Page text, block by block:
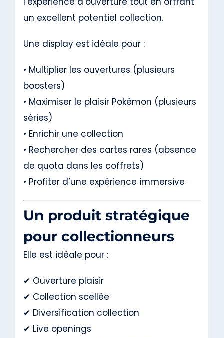
un excellent potentiel collection.
Une display est idéale pour :
• Multiplier les ouvertures (plusieurs
boosters)
• Maximiser le plaisir Pokémon (plusieurs
séries)
• Enrichir une collection
• Rechercher des cartes rares (absence
de quota dans les coffrets)
• Profiter d’une expérience immersive
Un produit stratégique
pour collectionneurs
Elle est idéale pour :
✔ Ouverture plaisir
✔ Collection scellée
✔ Diversification collection
✔ Live openings